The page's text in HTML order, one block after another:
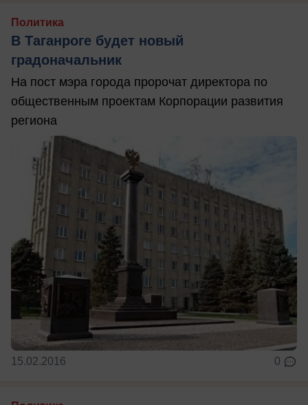
Политика
В Таганроге будет новый
градоначальник
На пост мэра города пророчат директора по
общественным проектам Корпорации развития
региона
15.02.2016 0